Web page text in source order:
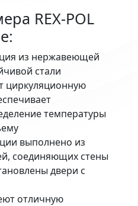
REX-POL
из нержавеющей
стали
циркуляционную
температуры
выполнено из
соединяющих стены
двери с
отличную